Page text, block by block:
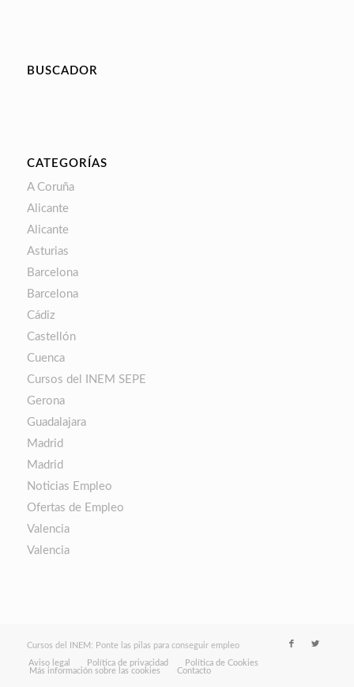
BUSCADOR
CATEGORÍAS
A Coruña
Alicante
Alicante
Asturias
Barcelona
Barcelona
Cádiz
Castellón
Cuenca
Cursos del INEM SEPE
Gerona
Guadalajara
Madrid
Madrid
Noticias Empleo
Ofertas de Empleo
Valencia
Valencia
Cursos del INEM: Ponte las pilas para conseguir empleo
Aviso legal
Política de privacidad
Política de Cookies
Más información sobre las cookies
Contacto